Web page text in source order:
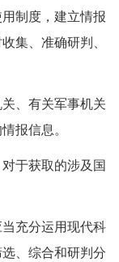
制度，建立情报
集、准确研判、
、有关军事机关
报信息。
于获取的涉及国
充分运用现代科
、综合和研判分